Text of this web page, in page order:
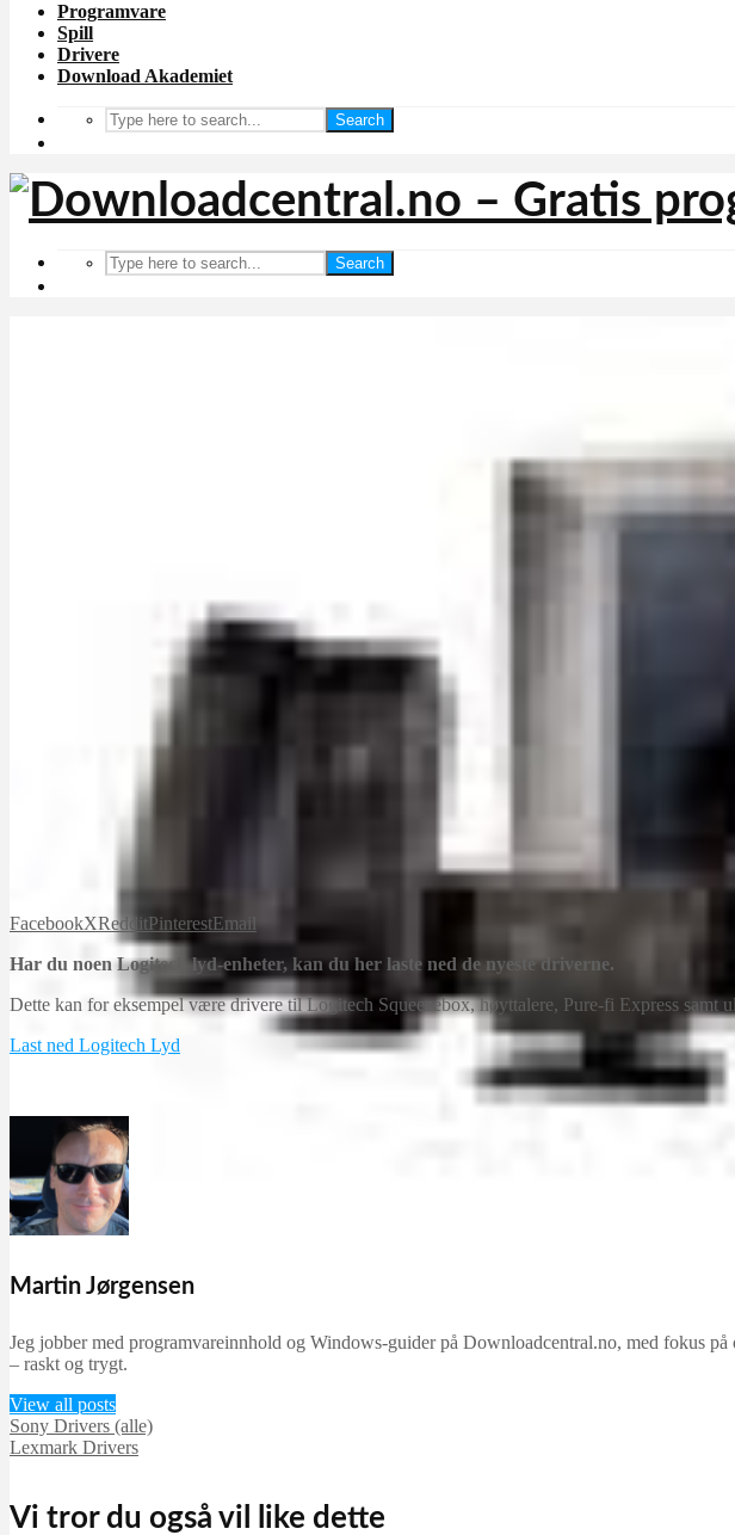
Programvare
Spill
Drivere
Download Akademiet
Search
Search
FacebookXRedditPinterestEmail
Har du noen Logitech lyd-enheter, kan du her laste ned de nyeste driverne.
Dette kan for eksempel være drivere til Logitech Squeezebox, høyttalere, Pure-fi Express samt
Last ned Logitech Lyd
Martin Jørgensen
Jeg jobber med programvareinnhold og Windows-guider på Downloadcentral.no, med fokus
– raskt og trygt.
View all posts
Sony Drivers (alle)
Lexmark Drivers
Vi tror du også vil like dette